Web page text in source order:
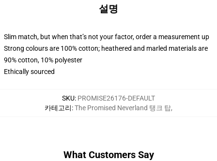
설명
Slim match, but when that’s not your factor, order a measurement up
Strong colours are 100% cotton; heathered and marled materials are
90% cotton, 10% polyester
Ethically sourced
SKU: PROMISE26176-DEFAULT
카테고리:The Promised Neverland 탱크 탑,
What Customers Say